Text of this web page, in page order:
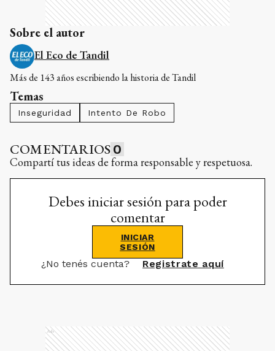
Sobre el autor
El Eco de Tandil
Más de 143 años escribiendo la historia de Tandil
Temas
Inseguridad Intento De Robo
COMENTARIOS 0
Compartí tus ideas de forma responsable y respetuosa.
Debes iniciar sesión para poder
comentar
INICIAR
SESIÓN
¿No tenés cuenta? Registrate aquí
Ads